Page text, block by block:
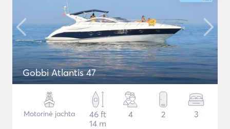
Gobbi Atlantis 47
Motorinė jachta
46 ft
14 m
4 2 3